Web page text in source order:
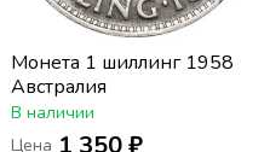
Монета 1 шиллинг 1958
Австралия
В наличии
Цена 1 350 ₽